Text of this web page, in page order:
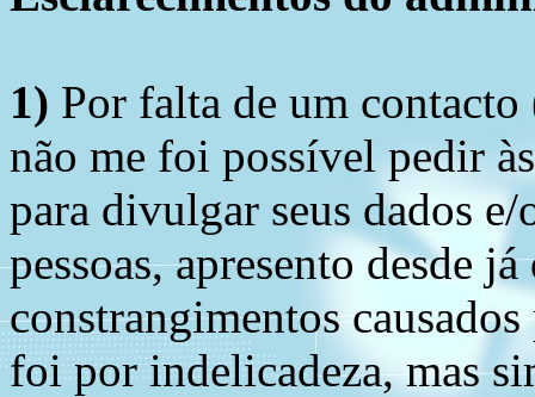
1) Por falta de um
não me foi possível pedir
para divulgar seus dados
pessoas, apresento desde
constrangimentos
foi por indelicadeza, mas